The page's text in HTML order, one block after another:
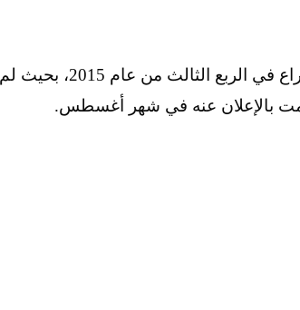
وكانت سامسونج قد تقدمت بطلب الحصول على براءة الاختراع في الربع الثالث من عام 2015، بحيث لم